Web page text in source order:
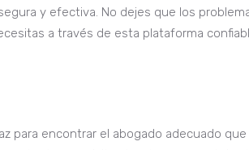
y efectiva. No dejes que los
a través de esta plataforma
para encontrar el abogado adecuado que